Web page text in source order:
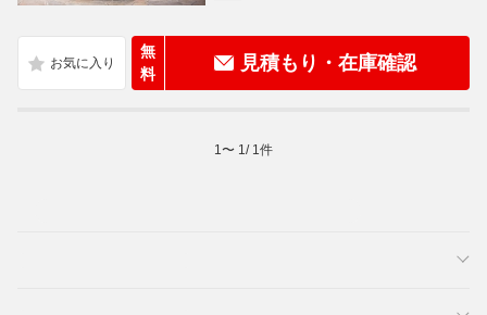
無
料
見積もり・在庫確認
1 〜 1 / 1 件